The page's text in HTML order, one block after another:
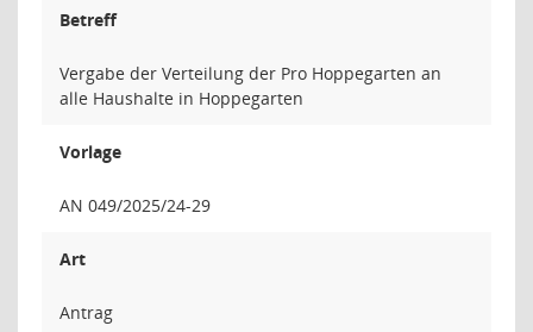
Betreff
Vergabe der Verteilung der Pro Hoppegarten an
alle Haushalte in Hoppegarten
Vorlage
AN 049/2025/24-29
Art
Antrag